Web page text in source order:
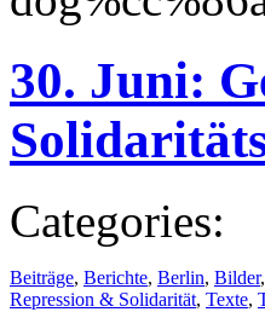
30. Juni:
Categories:
Beiträge, Berichte, Berlin, Bilder,
Repression & Solidarität, Texte,